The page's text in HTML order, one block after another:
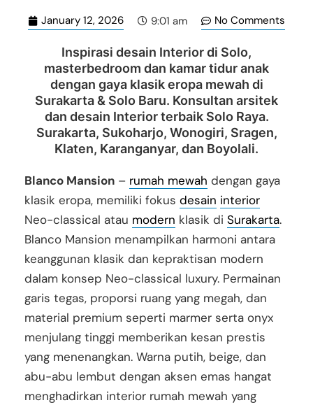
January 12, 2026 9:01 am No Comments
Inspirasi desain Interior di Solo,
masterbedroom dan kamar tidur anak
dengan gaya klasik eropa mewah di
Surakarta & Solo Baru. Konsultan arsitek
dan desain Interior terbaik Solo Raya.
Surakarta, Sukoharjo, Wonogiri, Sragen,
Klaten, Karanganyar, dan Boyolali.
Blanco Mansion – rumah mewah dengan gaya
klasik eropa, memiliki fokus desain interior
Neo-classical atau modern klasik di Surakarta.
Blanco Mansion menampilkan harmoni antara
keanggunan klasik dan kepraktisan modern
dalam konsep Neo-classical luxury. Permainan
garis tegas, proporsi ruang yang megah, dan
material premium seperti marmer serta onyx
menjulang tinggi memberikan kesan prestis
yang menenangkan. Warna putih, beige, dan
abu-abu lembut dengan aksen emas hangat
menghadirkan interior rumah mewah yang